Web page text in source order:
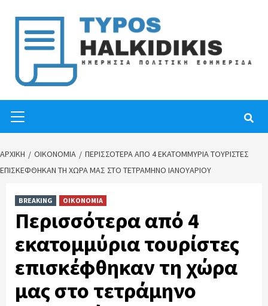
content
Menu
ΑΡΧΙΚΉ ΟΙΚΟΝΟΜΙΑ
ΠΕΡΙΣΣΌΤΕΡΑ ΑΠΌ 4 ΕΚΑΤΟΜΜΎΡΙΑ ΤΟΥΡΊΣΤΕΣ
ΕΠΙΣΚΈΦΘΗΚΑΝ ΤΗ ΧΏΡΑ ΜΑΣ ΣΤΟ ΤΕΤΡΆΜΗΝΟ ΙΑΝΟΥΑΡΊΟΥ
BREAKING ΟΙΚΟΝΟΜΙΑ
Περισσότερα από 4
εκατομμύρια τουρίστες
επισκέφθηκαν τη χώρα
μας στο τετράμηνο